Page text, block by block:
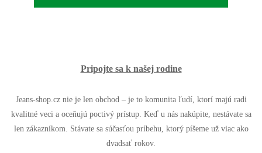
Pripojte sa k našej rodine
Jeans-shop.cz nie je len obchod – je to komunita ľudí, ktorí majú radi
kvalitné veci a oceňujú poctivý prístup. Keď u nás nakúpite, nestávate sa
len zákazníkom. Stávate sa súčasťou príbehu, ktorý píšeme už viac ako
dvadsať rokov.